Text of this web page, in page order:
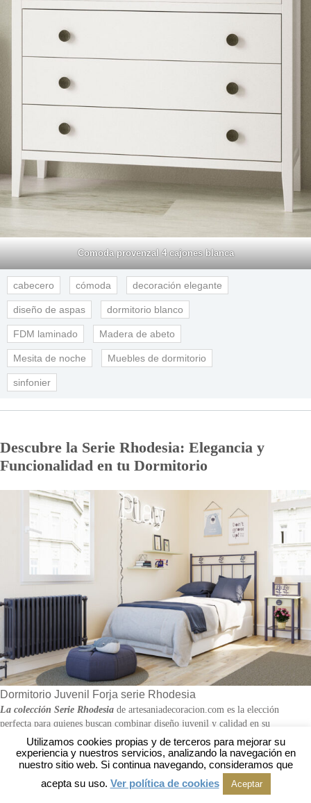
Comoda provenzal 4 cajones blanca
cabecero cómoda decoración elegante
diseño de aspas dormitorio blanco
FDM laminado Madera de abeto
Mesita de noche Muebles de dormitorio
sinfonier
Descubre la Serie Rhodesia: Elegancia y
Funcionalidad en tu Dormitorio
Dormitorio Juvenil Forja serie Rhodesia
La colección Serie Rhodesia de artesaniadecoracion.com es la elección
perfecta para quienes buscan combinar diseño juvenil y calidad en su
dormitorio. Fabricada en España, esta serie destaca por su cabecero de forja y
acero, una mesita de noche en acero con cajón de madera, y una lámpara de
pie que complementa perfectamente el conjunto.
Cabecero de Forja y Acero: El cabecero de la Serie Rhodesia es una pieza
Utilizamos cookies propias y de terceros para mejorar su
experiencia y nuestros servicios, analizando la navegación en
nuestro sitio web. Si continua navegando, consideramos que
acepta su uso. Ver política de cookies Aceptar